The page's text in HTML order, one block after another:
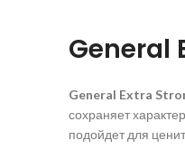
General
General Extra
сохраняет
подойдет для